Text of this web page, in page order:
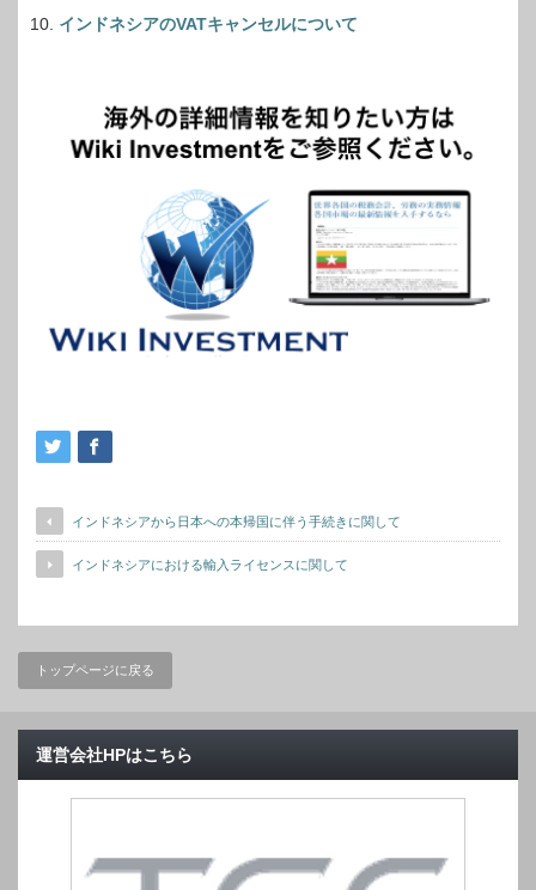
インドネシアのVATキャンセルについて
インドネシアから日本への本帰国に伴う手続きに関して
インドネシアにおける輸入ライセンスに関して
トップページに戻る
運営会社HPはこちら